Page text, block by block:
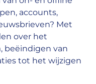
accounts,
Met
over het
beëindigen van
tot het wijzigen